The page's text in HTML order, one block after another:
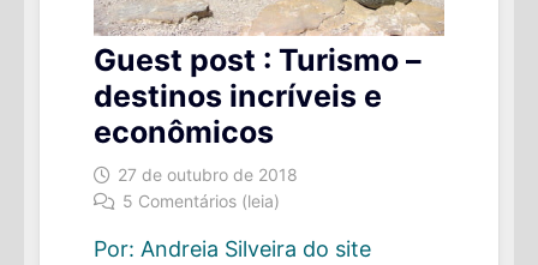
Guest post : Turismo –
destinos incríveis e
econômicos
27 de outubro de 2018
5 Comentários (leia)
Por: Andreia Silveira do site